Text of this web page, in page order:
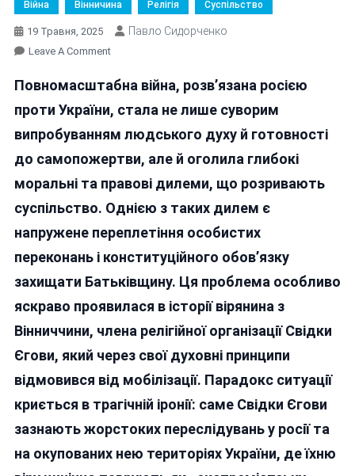
Війна Вінничина Релігія Суспільство
19 Травня, 2025 Павло Сидорченко
Leave A CommentOn
Проти
Обов’язку
Повномасштабна війна, розв’язана росією
проти України, стала не лише суворим
випробуванням людського духу й готовності
до самопожертви, але й оголила глибокі
моральні та правові дилеми, що розривають
суспільство. Однією з таких дилем є
напружене переплетіння особистих
переконань і конституційного обов’язку
захищати Батьківщину. Ця проблема особливо
яскраво проявилася в історії вірянина з
Вінниччини, члена релігійної організації Свідки
Єгови, який через свої духовні принципи
відмовився від мобілізації. Парадокс ситуації
криється в трагічній іронії: саме Свідки Єгови
зазнають жорстоких переслідувань у росії та
на окупованих нею територіях України, де їхню